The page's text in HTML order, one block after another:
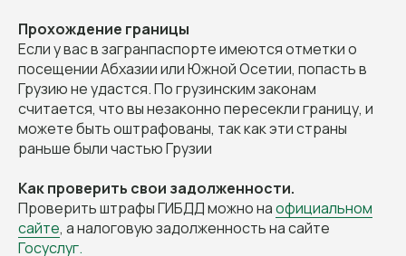
Прохождение границы
Если у вас в загранпаспорте имеются отметки о
посещении Абхазии или Южной Осетии, попасть в
Грузию не удастся. По грузинским законам
считается, что вы незаконно пересекли границу, и
можете быть оштрафованы, так как эти страны
раньше были частью Грузии
Как проверить свои задолженности.
Проверить штрафы ГИБДД можно наофициальном
сайте, а налоговую задолженность на сайте
Госуслуг.
НАШИ ПРЕДЫДУЩИЕ
ПОЕЗДКИ